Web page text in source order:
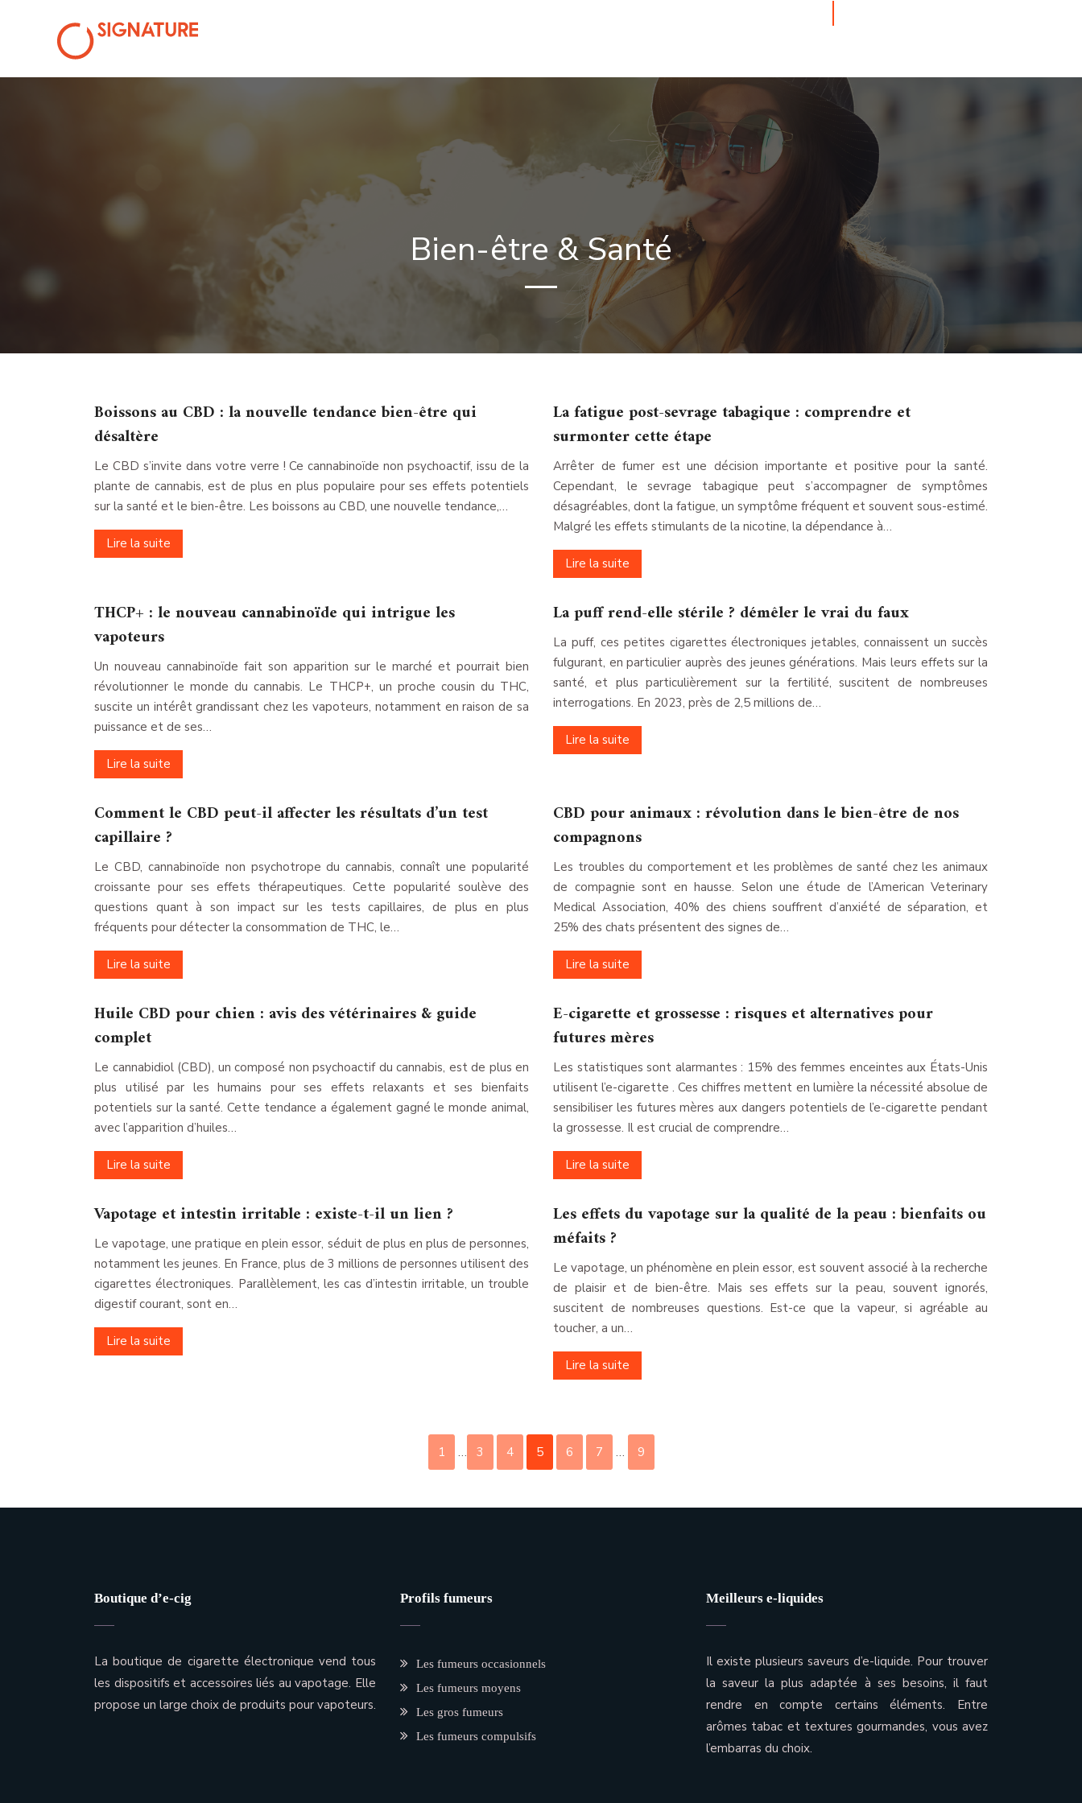
Bien-être & Santé
Boissons au CBD : la nouvelle tendance bien-être qui
désaltère
Le CBD s’invite dans votre verre ! Ce cannabinoïde non psychoactif, issu de la
plante de cannabis, est de plus en plus populaire pour ses effets potentiels
sur la santé et le bien-être. Les boissons au CBD, une nouvelle tendance,…
Lire la suite
La fatigue post-sevrage tabagique : comprendre et
surmonter cette étape
Arrêter de fumer est une décision importante et positive pour la santé.
Cependant, le sevrage tabagique peut s’accompagner de symptômes
désagréables, dont la fatigue, un symptôme fréquent et souvent sous-estimé.
Malgré les effets stimulants de la nicotine, la dépendance à…
Lire la suite
THCP+ : le nouveau cannabinoïde qui intrigue les
vapoteurs
Un nouveau cannabinoïde fait son apparition sur le marché et pourrait bien
révolutionner le monde du cannabis. Le THCP+, un proche cousin du THC,
suscite un intérêt grandissant chez les vapoteurs, notamment en raison de sa
puissance et de ses…
Lire la suite
La puff rend-elle stérile ? démêler le vrai du faux
La puff, ces petites cigarettes électroniques jetables, connaissent un succès
fulgurant, en particulier auprès des jeunes générations. Mais leurs effets sur la
santé, et plus particulièrement sur la fertilité, suscitent de nombreuses
interrogations. En 2023, près de 2,5 millions de…
Lire la suite
Comment le CBD peut-il affecter les résultats d’un test
capillaire ?
Le CBD, cannabinoïde non psychotrope du cannabis, connaît une popularité
croissante pour ses effets thérapeutiques. Cette popularité soulève des
questions quant à son impact sur les tests capillaires, de plus en plus
fréquents pour détecter la consommation de THC, le…
Lire la suite
CBD pour animaux : révolution dans le bien-être de nos
compagnons
Les troubles du comportement et les problèmes de santé chez les animaux
de compagnie sont en hausse. Selon une étude de l’American Veterinary
Medical Association, 40% des chiens souffrent d’anxiété de séparation, et
25% des chats présentent des signes de…
Lire la suite
Huile CBD pour chien : avis des vétérinaires & guide
complet
Le cannabidiol (CBD), un composé non psychoactif du cannabis, est de plus en
plus utilisé par les humains pour ses effets relaxants et ses bienfaits
potentiels sur la santé. Cette tendance a également gagné le monde animal,
avec l’apparition d’huiles…
Lire la suite
E-cigarette et grossesse : risques et alternatives pour
futures mères
Les statistiques sont alarmantes : 15% des femmes enceintes aux États-Unis
utilisent l’e-cigarette . Ces chiffres mettent en lumière la nécessité absolue de
sensibiliser les futures mères aux dangers potentiels de l’e-cigarette pendant
la grossesse. Il est crucial de comprendre…
Lire la suite
Vapotage et intestin irritable : existe-t-il un lien ?
Le vapotage, une pratique en plein essor, séduit de plus en plus de personnes,
notamment les jeunes. En France, plus de 3 millions de personnes utilisent des
cigarettes électroniques. Parallèlement, les cas d’intestin irritable, un trouble
digestif courant, sont en…
Lire la suite
Les effets du vapotage sur la qualité de la peau : bienfaits ou
méfaits ?
Le vapotage, un phénomène en plein essor, est souvent associé à la recherche
de plaisir et de bien-être. Mais ses effets sur la peau, souvent ignorés,
suscitent de nombreuses questions. Est-ce que la vapeur, si agréable au
toucher, a un…
Lire la suite
1 … 3 4 5 6 7 … 9
Boutique d’e-cig
La boutique de cigarette électronique vend tous
les dispositifs et accessoires liés au vapotage. Elle
propose un large choix de produits pour vapoteurs.
Profils fumeurs
Les fumeurs occasionnels
Les fumeurs moyens
Les gros fumeurs
Les fumeurs compulsifs
Meilleurs e-liquides
Il existe plusieurs saveurs d’e-liquide. Pour trouver
la saveur la plus adaptée à ses besoins, il faut
rendre en compte certains éléments. Entre
arômes tabac et textures gourmandes, vous avez
l’embarras du choix.